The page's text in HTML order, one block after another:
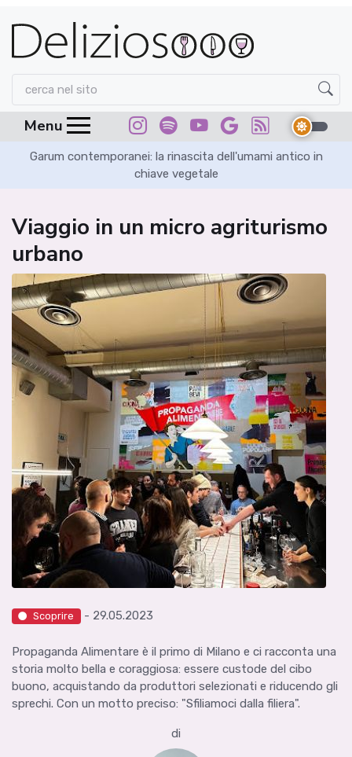
Menu
Garum contemporanei: la rinascita dell'umami antico in
chiave vegetale
Viaggio in un micro agriturismo
urbano
Scoprire - 29.05.2023
Propaganda Alimentare è il primo di Milano e ci racconta una
storia molto bella e coraggiosa: essere custode del cibo
buono, acquistando da produttori selezionati e riducendo gli
sprechi. Con un motto preciso: "Sfiliamoci dalla filiera".
di